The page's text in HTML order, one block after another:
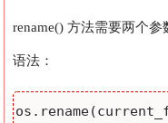
rename() 方法需要两个参
语法：